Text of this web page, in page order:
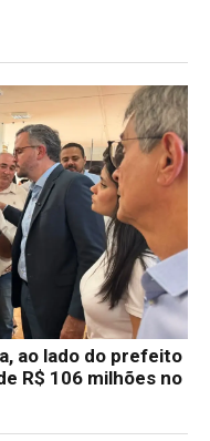
ao lado do prefeito
R$ 106 milhões no